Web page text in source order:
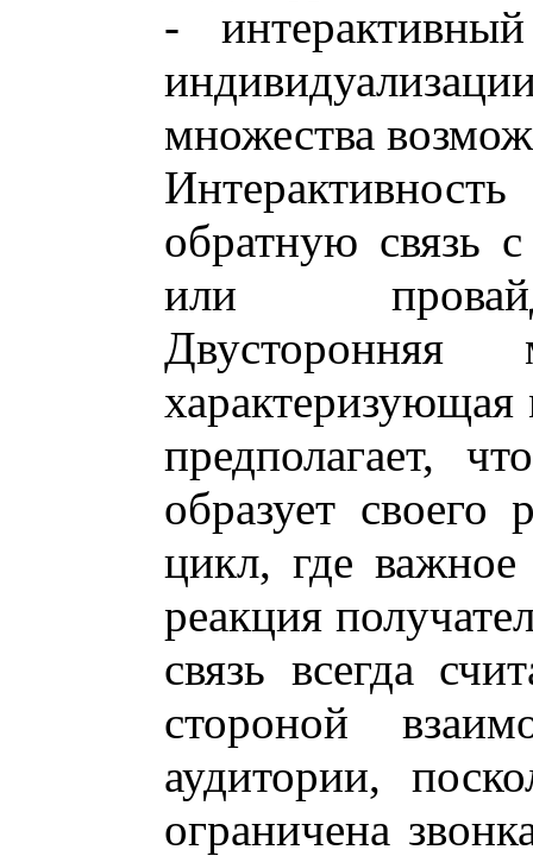
-
множества
обратную связь
или
Двусторонняя
предполагает,
образует
цикл, где важное
реакция
связь всегда
стороной
аудитории,
ограничена